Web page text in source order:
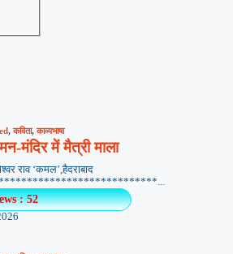
,कविता,काव्यभाषा
मंदिर में मैत्री माला
राव ‘कमल’,हैदराबाद
: 52